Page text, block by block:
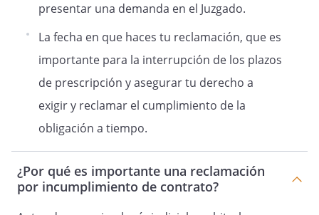
presentar una demanda en el Juzgado.
La fecha en que haces tu reclamación, que es
importante para la interrupción de los plazos
de prescripción y asegurar tu derecho a
exigir y reclamar el cumplimiento de la
obligación a tiempo.
¿Por qué es importante una reclamación
por incumplimiento de contrato?